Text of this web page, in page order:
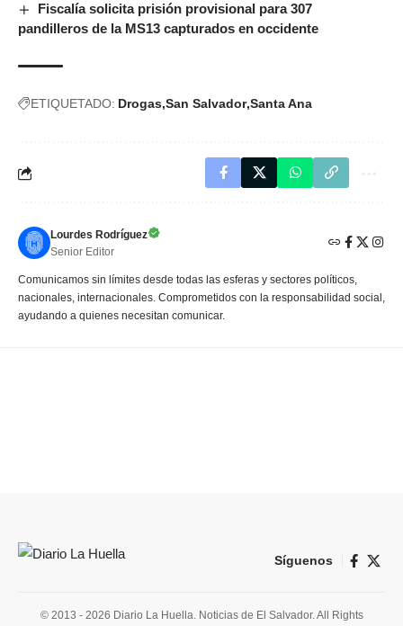
Fiscalía solicita prisión provisional para 307
pandilleros de la MS13 capturados en occidente
ETIQUETADO: Drogas San Salvador Santa Ana
Lourdes Rodríguez
Senior Editor
Comunicamos sin límites desde todas las esferas y sectores políticos,
nacionales, internacionales. Comprometidos con la responsabilidad social,
ayudando a quienes necesitan comunicar.
Síguenos
© 2013 - 2026 Diario La Huella. Noticias de El Salvador. All Rights